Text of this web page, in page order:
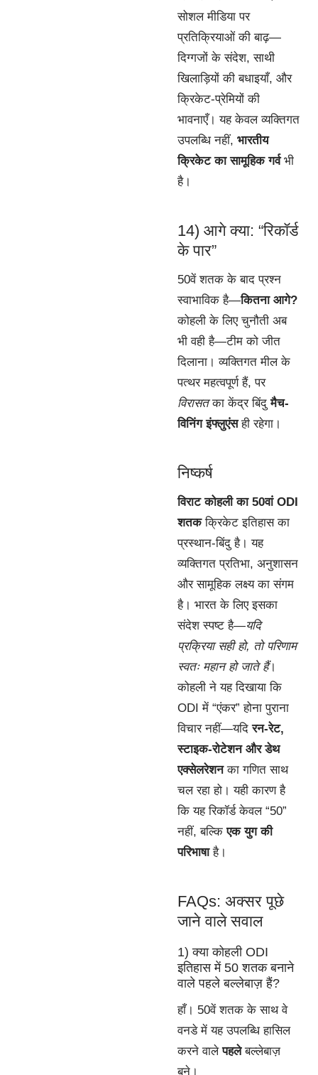
सोशल मीडिया पर
प्रतिक्रियाओं की बाढ़—
दिग्गजों के संदेश, साथी
खिलाड़ियों की बधाइयाँ, और
क्रिकेट-प्रेमियों की
भावनाएँ। यह केवल व्यक्तिगत
उपलब्धि नहीं, भारतीय
क्रिकेट का सामूहिक गर्वभी
है।
14) आगे क्या: “रिकॉर्ड
के पार”
50वें शतक के बाद प्रश्न
स्वाभाविक है—कितना आगे?
कोहली के लिए चुनौती अब
भी वही है—टीम को जीत
दिलाना। व्यक्तिगत मील के
पत्थर महत्वपूर्ण हैं, पर
विरासतका केंद्र बिंदुमैच-
विनिंग इंफ्लुएंसही रहेगा।
निष्कर्ष
विराट कोहली का 50वां ODI
शतकक्रिकेट इतिहास का
प्रस्थान-बिंदु है। यह
व्यक्तिगत प्रतिभा, अनुशासन
और सामूहिक लक्ष्य का संगम
है। भारत के लिए इसका
संदेश स्पष्ट है—यदि
प्रक्रिया सही हो, तो परिणाम
स्वतः महान हो जाते हैं।
कोहली ने यह दिखाया कि
ODI में “एंकर” होना पुराना
विचार नहीं—यदिरन-रेट,
स्टाइक-रोटेशन और डेथ
एक्सेलरेशनका गणित साथ
चल रहा हो। यही कारण है
कि यह रिकॉर्ड केवल “50”
नहीं, बल्किएक युग की
परिभाषाहै।
FAQs: अक्सर पूछे
जाने वाले सवाल
1) क्या कोहली ODI
इतिहास में 50 शतक बनाने
वाले पहले बल्लेबाज़ हैं?
हाँ। 50वें शतक के साथ वे
वनडे में यह उपलब्धि हासिल
करने वालेपहलेबल्लेबाज़
बने।